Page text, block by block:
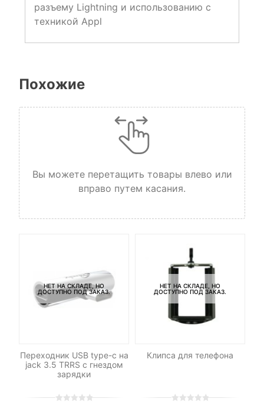
разъему Lightning и использованию с
техникой Appl
Похожие
Вы можете перетащить товары влево или
вправо путем касания.
НЕТ НА СКЛАДЕ, НО
ДОСТУПНО ПОД ЗАКАЗ.
Переходник USB type-c на
jack 3.5 TRRS с гнездом
зарядки
НЕТ НА СКЛАДЕ, НО
ДОСТУПНО ПОД ЗАКАЗ.
Клипса для телефона